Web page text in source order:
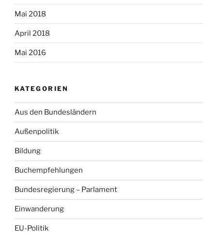
Mai 2018
April 2018
Mai 2016
KATEGORIEN
Aus den Bundesländern
Außenpolitik
Bildung
Buchempfehlungen
Bundesregierung – Parlament
Einwanderung
EU-Politik